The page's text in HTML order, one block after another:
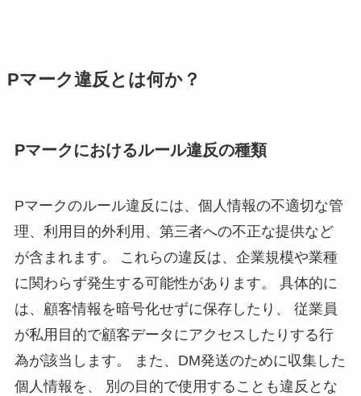
Pマーク違反とは何か？
Pマークにおけるルール違反の種類
Pマークのルール違反には、個人情報の不適切な管
理、利用目的外利用、第三者への不正な提供など
が含まれます。 これらの違反は、企業規模や業種
に関わらず発生する可能性があります。 具体的に
は、顧客情報を暗号化せずに保存したり、 従業員
が私用目的で顧客データにアクセスしたりする行
為が該当します。 また、DM発送のために収集した
個人情報を、 別の目的で使用することも違反とな